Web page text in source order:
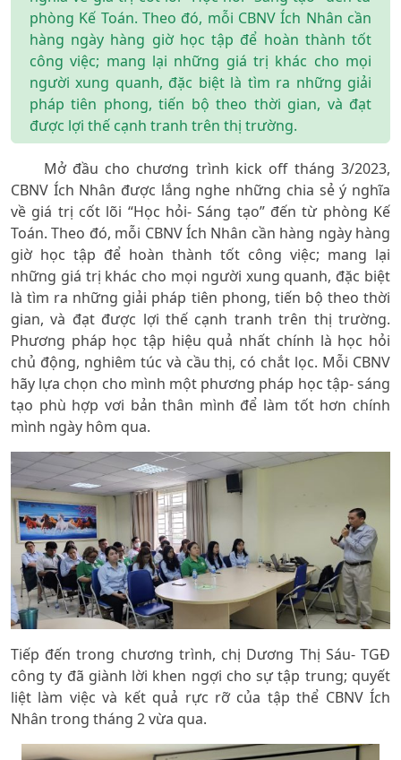
phòng Kế Toán. Theo đó, mỗi CBNV Ích Nhân cần
hàng ngày hàng giờ học tập để hoàn thành tốt
công việc; mang lại những giá trị khác cho mọi
người xung quanh, đặc biệt là tìm ra những giải
pháp tiên phong, tiến bộ theo thời gian, và đạt
được lợi thế cạnh tranh trên thị trường.
Mở đầu cho chương trình kick off tháng 3/2023,
CBNV Ích Nhân được lắng nghe những chia sẻ ý nghĩa
về giá trị cốt lõi “Học hỏi- Sáng tạo” đến từ phòng Kế
Toán. Theo đó, mỗi CBNV Ích Nhân cần hàng ngày hàng
giờ học tập để hoàn thành tốt công việc; mang lại
những giá trị khác cho mọi người xung quanh, đặc biệt
là tìm ra những giải pháp tiên phong, tiến bộ theo thời
gian, và đạt được lợi thế cạnh tranh trên thị trường.
Phương pháp học tập hiệu quả nhất chính là học hỏi
chủ động, nghiêm túc và cầu thị, có chắt lọc. Mỗi CBNV
hãy lựa chọn cho mình một phương pháp học tập- sáng
tạo phù hợp vơi bản thân mình để làm tốt hơn chính
mình ngày hôm qua.
Tiếp đến trong chương trình, chị Dương Thị Sáu- TGĐ
công ty đã giành lời khen ngợi cho sự tập trung; quyết
liệt làm việc và kết quả rực rỡ của tập thể CBNV Ích
Nhân trong tháng 2 vừa qua.